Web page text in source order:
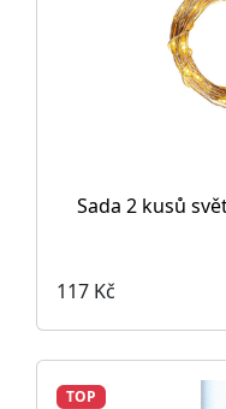
Sada 2 kusů
117 Kč
TOP